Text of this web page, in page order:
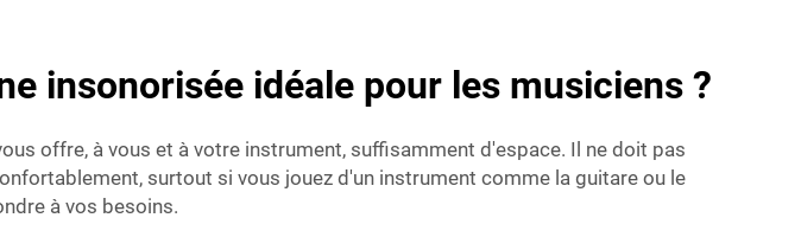
insonorisée idéale pour les musiciens ?
offre, à vous et à votre instrument, suffisamment d'espace. Il ne doit pas
surtout si vous jouez d'un instrument comme la guitare ou le
à vos besoins.